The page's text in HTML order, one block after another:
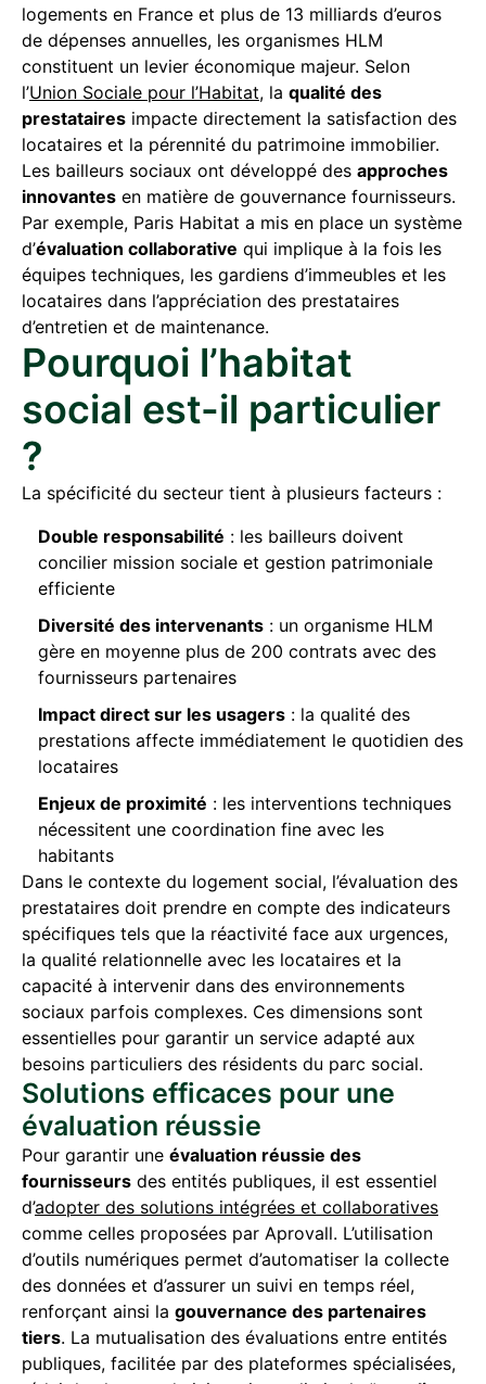
logements en France et plus de 13 milliards d’euros
de dépenses annuelles, les organismes HLM
constituent un levier économique majeur. Selon
l’Union Sociale pour l’Habitat, la qualité des
prestataires impacte directement la satisfaction des
locataires et la pérennité du patrimoine immobilier.
Les bailleurs sociaux ont développé des approches
innovantes en matière de gouvernance fournisseurs.
Par exemple, Paris Habitat a mis en place un système
d’évaluation collaborative qui implique à la fois les
équipes techniques, les gardiens d’immeubles et les
locataires dans l’appréciation des prestataires
d’entretien et de maintenance.
Pourquoi l’habitat
social est-il particulier
?
La spécificité du secteur tient à plusieurs facteurs :
Double responsabilité : les bailleurs doivent
concilier mission sociale et gestion patrimoniale
efficiente
Diversité des intervenants : un organisme HLM
gère en moyenne plus de 200 contrats avec des
fournisseurs partenaires
Impact direct sur les usagers : la qualité des
prestations affecte immédiatement le quotidien des
locataires
Enjeux de proximité : les interventions techniques
nécessitent une coordination fine avec les
habitants
Dans le contexte du logement social, l’évaluation des
prestataires doit prendre en compte des indicateurs
spécifiques tels que la réactivité face aux urgences,
la qualité relationnelle avec les locataires et la
capacité à intervenir dans des environnements
sociaux parfois complexes. Ces dimensions sont
essentielles pour garantir un service adapté aux
besoins particuliers des résidents du parc social.
Solutions efficaces pour une
évaluation réussie
Pour garantir une évaluation réussie des
fournisseurs des entités publiques, il est essentiel
d’adopter des solutions intégrées et collaboratives
comme celles proposées par Aprovall. L’utilisation
d’outils numériques permet d’automatiser la collecte
des données et d’assurer un suivi en temps réel,
renforçant ainsi la gouvernance des partenaires
tiers. La mutualisation des évaluations entre entités
publiques, facilitée par des plateformes spécialisées,